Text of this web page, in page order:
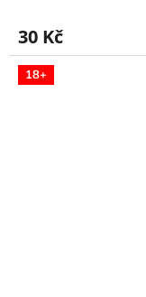
je
5,0
30 Kč
18+